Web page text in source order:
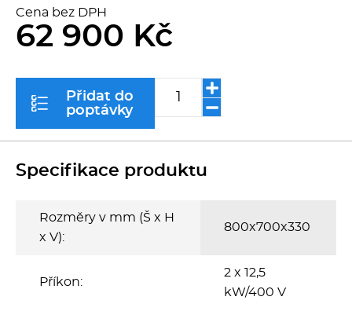
Konvektomaty/Pece
Kotle
Stolní zařízení
Transport, výdej a regen.
Cena bez DPH
62 900 Kč
Přidat do
poptávky
Specifikace produktu
Rozměry v mm (Š x H
x V):
800x700x330
Příkon:
2 x 12,5
kW/400 V